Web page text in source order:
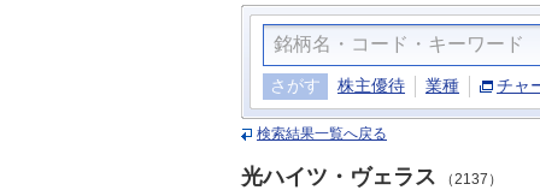
さがす 株主優待 業種 チャ
検索結果一覧へ戻る
光ハイツ・ヴェラス （2137）